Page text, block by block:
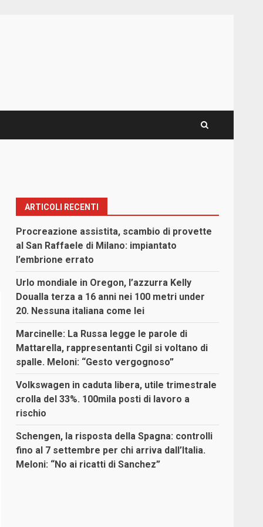
ARTICOLI RECENTI
Procreazione assistita, scambio di provette
al San Raffaele di Milano: impiantato
l’embrione errato
Urlo mondiale in Oregon, l’azzurra Kelly
Doualla terza a 16 anni nei 100 metri under
20. Nessuna italiana come lei
Marcinelle: La Russa legge le parole di
Mattarella, rappresentanti Cgil si voltano di
spalle. Meloni: “Gesto vergognoso”
Volkswagen in caduta libera, utile trimestrale
crolla del 33%. 100mila posti di lavoro a
rischio
Schengen, la risposta della Spagna: controlli
fino al 7 settembre per chi arriva dall’Italia.
Meloni: “No ai ricatti di Sanchez”